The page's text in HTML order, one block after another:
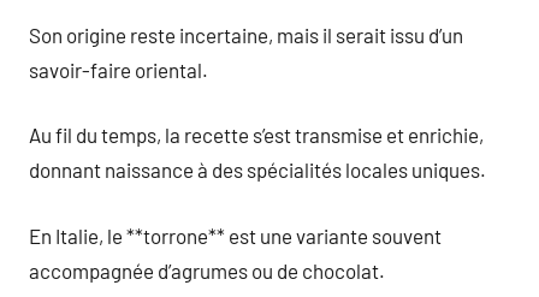
Son origine reste incertaine, mais il serait issu d’un
savoir-faire oriental.
Au fil du temps, la recette s’est transmise et enrichie,
donnant naissance à des spécialités locales uniques.
En Italie, le **torrone** est une variante souvent
accompagnée d’agrumes ou de chocolat.